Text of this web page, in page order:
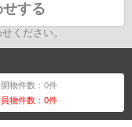
する
ください。
物件数：0件
物件数：0件